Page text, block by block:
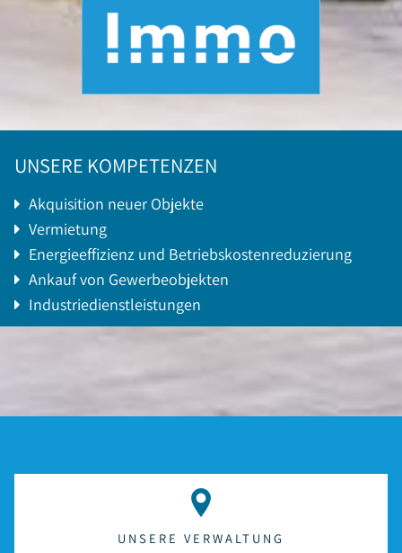
UNSERE KOMPETENZEN
Akquisition neuer Objekte
Vermietung
Energieeffizienz und Betriebskostenreduzierung
Ankauf von Gewerbeobjekten
Industriedienstleistungen
UNSERE VERWALTUNG